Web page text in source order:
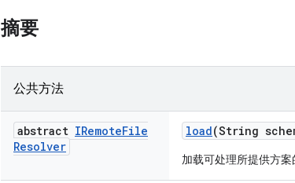
摘要
公共方法
abstract IRemoteFile
Resolver
load(String
加载可处理所提供方案